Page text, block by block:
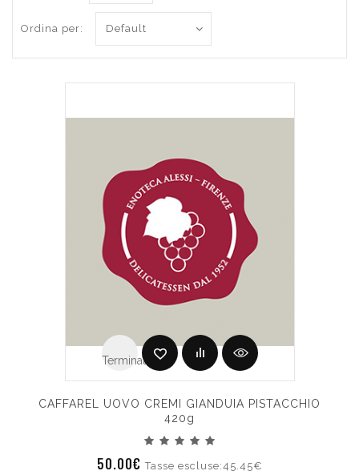
Ordina per:
Terminato
CAFFAREL UOVO CREMI GIANDUIA PISTACCHIO
420g
50.00€Tasse escluse:45.45€